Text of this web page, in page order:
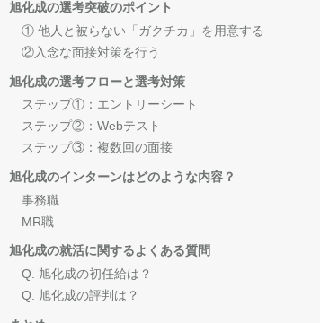
旭化成の選考突破のポイント
① 他人と被らない「ガクチカ」を用意する
②入念な面接対策を行う
旭化成の選考フローと選考対策
ステップ①：エントリーシート
ステップ②：Webテスト
ステップ③：複数回の面接
旭化成のインターンはどのような内容？
事務職
MR職
旭化成の就活に関するよくある質問
Q. 旭化成の初任給は？
Q. 旭化成の評判は？